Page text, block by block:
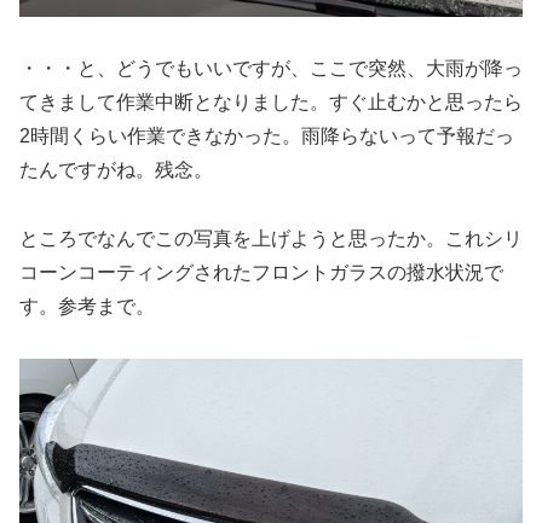
・・・と、どうでもいいですが、ここで突然、大雨が降っ
てきまして作業中断となりました。すぐ止むかと思ったら
2時間くらい作業できなかった。雨降らないって予報だっ
たんですがね。残念。
ところでなんでこの写真を上げようと思ったか。これシリ
コーンコーティングされたフロントガラスの撥水状況で
す。参考まで。